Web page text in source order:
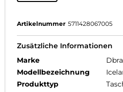
Artikelnummer 5711428067005
Zusätzliche Informationen
Marke
Modellbezeichnung
Produkttyp